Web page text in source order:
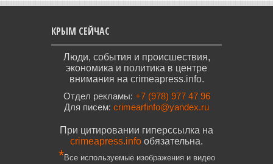
КРЫМ СЕЙЧАС
Люди, события и происшествия,
экономика и политика в центре
внимания на crimeapress.info.
Отдел рекламы: +7 (978) 977 47 96
Для писем: crimearfinfo@yandex.ru
При цитировании гиперссылка на
crimeapress.info обязательна.
*Все используемые изображения и видео